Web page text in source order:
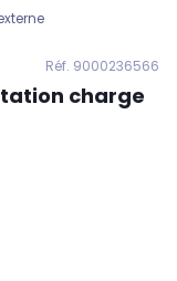
Réf. 9000236566
charge